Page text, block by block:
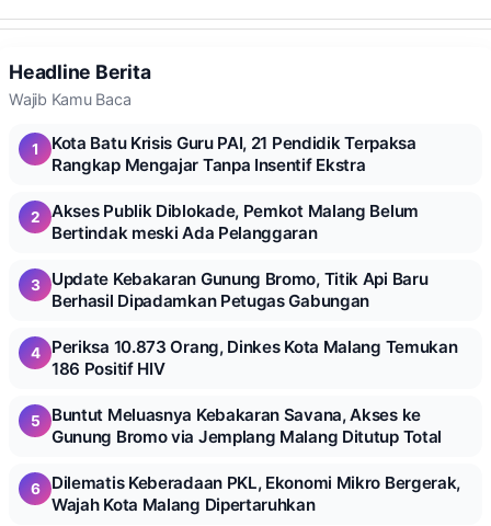
Headline Berita
Wajib Kamu Baca
1
Kota Batu Krisis Guru PAI, 21 Pendidik Terpaksa
Rangkap Mengajar Tanpa Insentif Ekstra
2
Akses Publik Diblokade, Pemkot Malang Belum
Bertindak meski Ada Pelanggaran
3
Update Kebakaran Gunung Bromo, Titik Api Baru
Berhasil Dipadamkan Petugas Gabungan
4
Periksa 10.873 Orang, Dinkes Kota Malang Temukan
186 Positif HIV
5
Buntut Meluasnya Kebakaran Savana, Akses ke
Gunung Bromo via Jemplang Malang Ditutup Total
6
Dilematis Keberadaan PKL, Ekonomi Mikro Bergerak,
Wajah Kota Malang Dipertaruhkan